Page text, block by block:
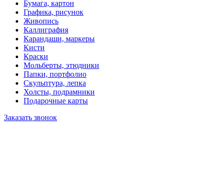
Бумага, картон
Графика, рисунок
Живопись
Каллиграфия
Карандаши, маркеры
Кисти
Краски
Мольберты, этюдники
Папки, портфолио
Скульптура, лепка
Холсты, подрамники
Подарочные карты
Заказать звонок